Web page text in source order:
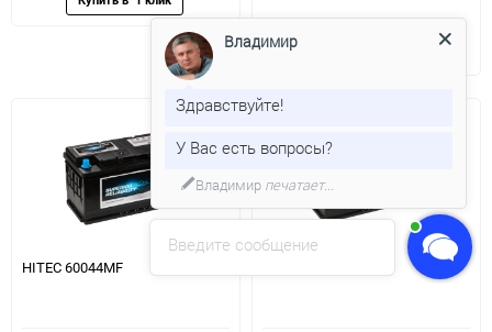
избранное
HITEC 60044MF
Введите сообщение
Владимир
Здравствуйте!
У Вас есть вопросы?
Владимир печатает...